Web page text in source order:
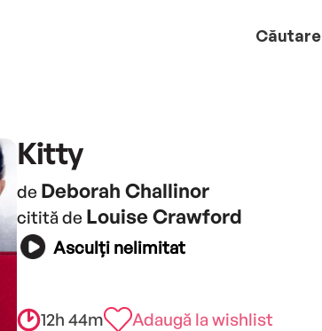
Căutare
Kitty
de Deborah Challinor
citită de Louise Crawford
Asculți nelimitat
12h 44m Adaugă la wishlist